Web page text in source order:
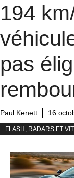
194
pas
Paul Kenett 16
FLASH, RADARS ET